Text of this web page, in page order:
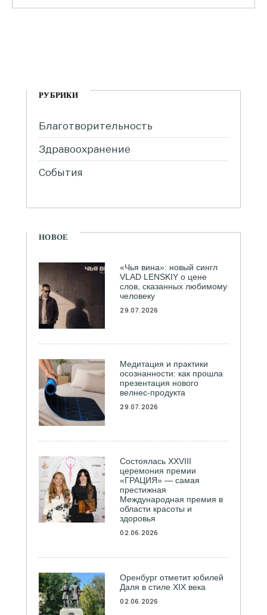
РУБРИКИ
Благотворительность
Здравоохранение
События
НОВОЕ
«Чья вина»: новый сингл
VLAD LENSKIY о цене
слов, сказанных любимому
человеку
29.07.2026
Медитация и практики
осознанности: как прошла
презентация нового
велнес-продукта
29.07.2026
Состоялась ХXVIII
церемония премии
«ГРАЦИЯ» — самая
престижная
Международная премия в
области красоты и
здоровья
02.06.2026
Оренбург отметит юбилей
Даля в стиле XIX века
02.06.2026